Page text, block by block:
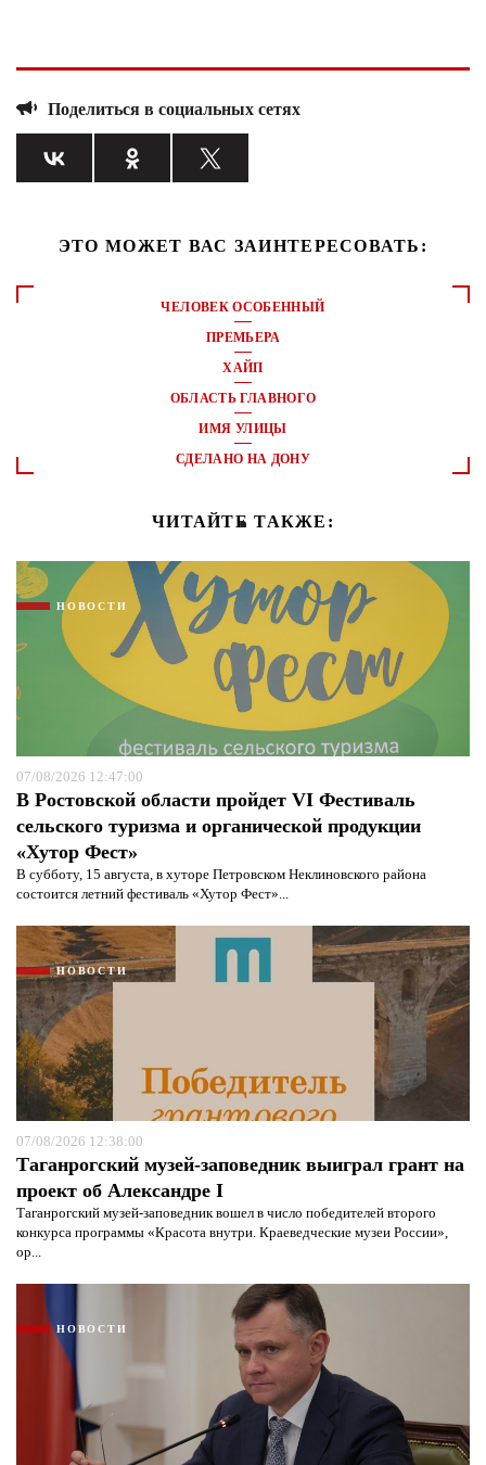
Поделиться в социальных сетях
ЭТО МОЖЕТ ВАС ЗАИНТЕРЕСОВАТЬ:
ЧЕЛОВЕК ОСОБЕННЫЙ
ПРЕМЬЕРА
ХАЙП
ОБЛАСТЬ ГЛАВНОГО
ИМЯ УЛИЦЫ
СДЕЛАНО НА ДОНУ
ЧИТАЙТЕ ТАКЖЕ:
НОВОСТИ
07/08/2026 12:47:00
В Ростовской области пройдет VI Фестиваль
сельского туризма и органической продукции
«Хутор Фест»
В субботу, 15 августа, в хуторе Петровском Неклиновского района
состоится летний фестиваль «Хутор Фест»...
НОВОСТИ
07/08/2026 12:38:00
Таганрогский музей-заповедник выиграл грант на
проект об Александре I
Таганрогский музей-заповедник вошел в число победителей второго
конкурса программы «Красота внутри. Краеведческие музеи России»,
ор...
НОВОСТИ